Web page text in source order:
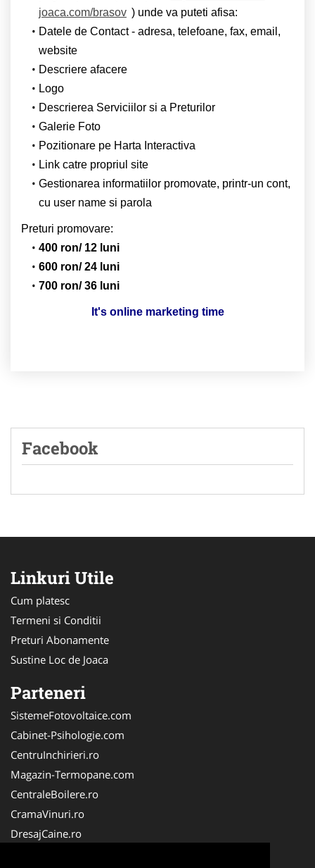
joaca.com/brasov ) unde va puteti afisa:
Datele de Contact - adresa, telefoane, fax, email,
website
Descriere afacere
Logo
Descrierea Serviciilor si a Preturilor
Galerie Foto
Pozitionare pe Harta Interactiva
Link catre propriul site
Gestionarea informatiilor promovate, printr-un cont,
cu user name si parola
Preturi promovare:
400 ron/ 12 luni
600 ron/ 24 luni
700 ron/ 36 luni
It's online marketing time
Facebook
Linkuri Utile
Cum platesc
Termeni si Conditii
Preturi Abonamente
Sustine Loc de Joaca
Parteneri
SistemeFotovoltaice.com
Cabinet-Psihologie.com
CentruInchirieri.ro
Magazin-Termopane.com
CentraleBoilere.ro
CramaVinuri.ro
DresajCaine.ro